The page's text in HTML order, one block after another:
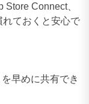
Connect、
ておくと安心で
早めに共有でき